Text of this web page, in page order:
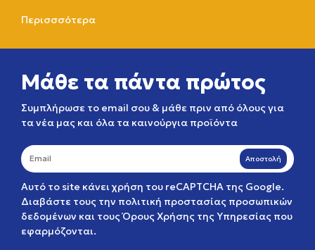
Περισσσότερα
Μάθε τα πάντα πρώτος
Συμπλήρωσε το email σου & μάθε πριν από όλους για
τα νέα μας και όλα τα καινούργια προϊόντα
Αποστολή
Αυτό το site κάνει χρήση του reCAPTCHA της Google.
Διαβάστε τους την πολιτική προστασίας προσωπικών
δεδομένων και τουςΌρους Χρήσης της Υπηρεσίας που
εφαρμόζονται.